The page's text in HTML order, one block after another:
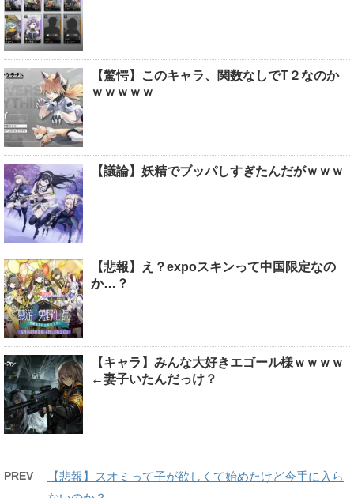
【驚愕】このキャラ、関数なしでT２なのか
ｗｗｗｗｗ
【議論】妖精でブッパしすぎたんだがｗｗｗ
【悲報】え？expoスキンって中国限定なの
か…？
【キャラ】みんな大好きエゴール様ｗｗｗｗ
←妻子いたんだっけ？
PREV
【悲報】スオミって子が欲しくて始めたけど今手に入ら